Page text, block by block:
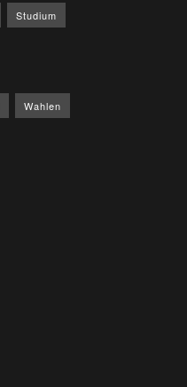
Studium
Wahlen